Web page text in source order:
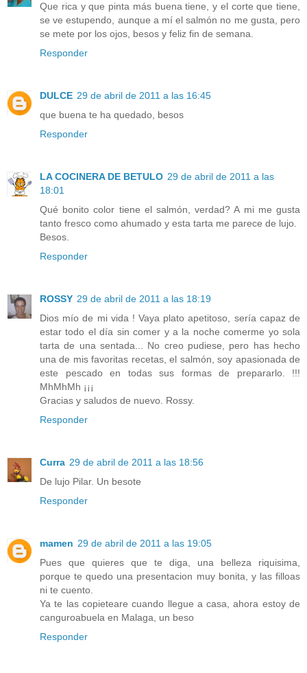
Que rica y que pinta más buena tiene, y el corte que tiene,
se ve estupendo, aunque a mí el salmón no me gusta, pero
se mete por los ojos, besos y feliz fin de semana.
Responder
DULCE 29 de abril de 2011 a las 16:45
que buena te ha quedado, besos
Responder
LA COCINERA DE BETULO 29 de abril de 2011 a las
18:01
Qué bonito color tiene el salmón, verdad? A mi me gusta
tanto fresco como ahumado y esta tarta me parece de lujo.
Besos.
Responder
ROSSY 29 de abril de 2011 a las 18:19
Dios mío de mi vida ! Vaya plato apetitoso, sería capaz de
estar todo el día sin comer y a la noche comerme yo sola
tarta de una sentada... No creo pudiese, pero has hecho
una de mis favoritas recetas, el salmón, soy apasionada de
este pescado en todas sus formas de prepararlo. !!!
MhMhMh ¡¡¡
Gracias y saludos de nuevo. Rossy.
Responder
Curra 29 de abril de 2011 a las 18:56
De lujo Pilar. Un besote
Responder
mamen 29 de abril de 2011 a las 19:05
Pues que quieres que te diga, una belleza riquisima,
porque te quedo una presentacion muy bonita, y las filloas
ni te cuento.
Ya te las copieteare cuando llegue a casa, ahora estoy de
canguroabuela en Malaga, un beso
Responder